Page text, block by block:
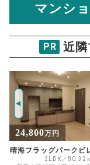
物件価格
ご希望の
返済期間
住宅ローン
金利
セントラ
試算条件 78
推定売却価
資金計画
格を入力
マンシ
PR 近
14,880万円
3LDK／74.47